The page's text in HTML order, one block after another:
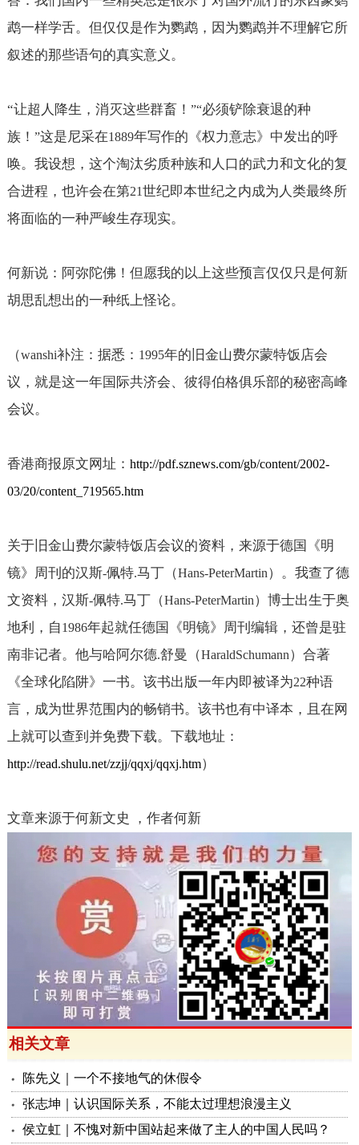
鹉一样学舌。但仅仅是作为鹦鹉，因为鹦鹉并不理解它所
叙述的那些语句的真实意义。
“让超人降生，消灭这些群畜！ ”“必须铲除衰退的种
族！ ”这是尼采在1889年写作的《权力意志》中发出的呼
唤。我设想，这个淘汰劣质种族和人口的武力和文化的复
合进程，也许会在第21世纪即本世纪之内成为人类最终所
将面临的一种严峻生存现实。
何新说：阿弥陀佛！但愿我的以上这些预言仅仅只是何新
胡思乱想出的一种纸上怪论。
（wanshi补注：据悉： 1995年的旧金山费尔蒙特饭店会
议，就是这一年国际共济会、彼得伯格俱乐部的秘密高峰
会议。
香港商报原文网址： http://pdf.sznews.com/gb/content/2002-
03/20/content_719565.htm
关于旧金山费尔蒙特饭店会议的资料，来源于德国《明
镜》周刊的汉斯-佩特.马丁（Hans-PeterMartin）。我查了德
文资料，汉斯-佩特.马丁（Hans-PeterMartin）博士出生于奥
地利，自1986年起就任德国《明镜》周刊编辑，还曾是驻
南非记者。他与哈阿尔德.舒曼（HaraldSchumann）合著
《全球化陷阱》一书。该书出版一年内即被译为22种语
言，成为世界范围内的畅销书。该书也有中译本，且在网
上就可以查到并免费下载。下载地址：
http://read.shulu.net/zzjj/qqxj/qqxj.htm）
文章来源于何新文史 ，作者何新
相关文章
陈先义｜一个不接地气的休假令
张志坤｜认识国际关系，不能太过理想浪漫主义
侯立虹｜不愧对新中国站起来做了主人的中国人民吗？